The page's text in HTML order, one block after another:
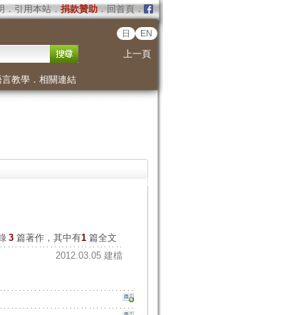
． 引用本站． 捐款贊助．回首頁．
日 EN
上一頁
言教學． 相關連結
3 篇著作，其中有1篇全文
2012.03.05 建檔